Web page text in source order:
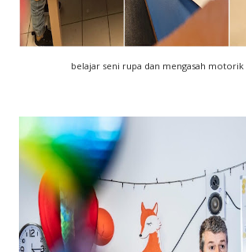
belajar seni rupa dan mengasah motorik